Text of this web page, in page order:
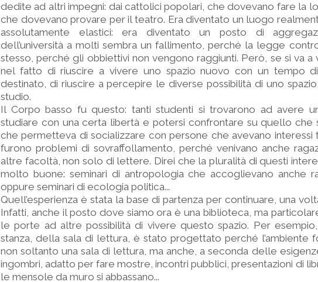
dedite ad altri impegni: dai cattolici popolari, che dovevano fare la
che dovevano provare per il teatro. Era diventato un luogo
assolutamente elastici: era diventato un posto di
dell’università a molti sembra un fallimento, perché la legge
stesso, perché gli obbiettivi non vengono raggiunti. Però, se si va
nel fatto di riuscire a vivere uno spazio nuovo con un tempo
destinato, di riuscire a percepire le diverse possibilità di uno
studio.
Il Corpo basso fu questo: tanti studenti si trovarono ad avere
studiare con una certa libertà e potersi confrontare su quello che
che permetteva di socializzare con persone che avevano interessi
furono problemi di sovraffollamento, perché venivano anche
altre facoltà, non solo di lettere. Direi che la pluralità di questi
molto buone: seminari di antropologia che accoglievano anche
oppure seminari di ecologia politica...
Quell’esperienza è stata la base di partenza per continuare, una
Infatti, anche il posto dove siamo ora è una biblioteca, ma
le porte ad altre possibilità di vivere questo spazio. Per
stanza, della sala di lettura, è stato progettato perché l’ambiente
non soltanto una sala di lettura, ma anche, a seconda delle
ingombri, adatto per fare mostre, incontri pubblici, presentazioni di
le mensole da muro si abbassano...